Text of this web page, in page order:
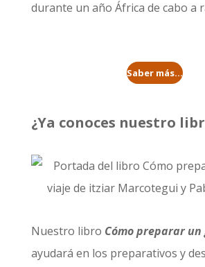
durante un año África de cabo a
Saber más...
¿Ya conoces nuestro
Nuestro libro Cómo preparar
ayudará en los preparativos y